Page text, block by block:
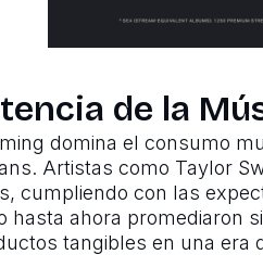
de la
domina el consumo
Artistas como Taylor
cumpliendo con las
hasta ahora promediaron
tangibles en una era